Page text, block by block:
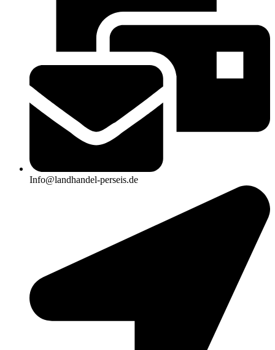
Info@landhandel-perseis.de